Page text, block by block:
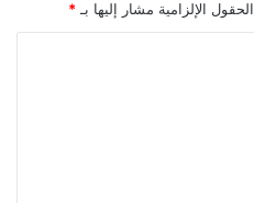
الحقول الإلزامية مشار إليها بـ *